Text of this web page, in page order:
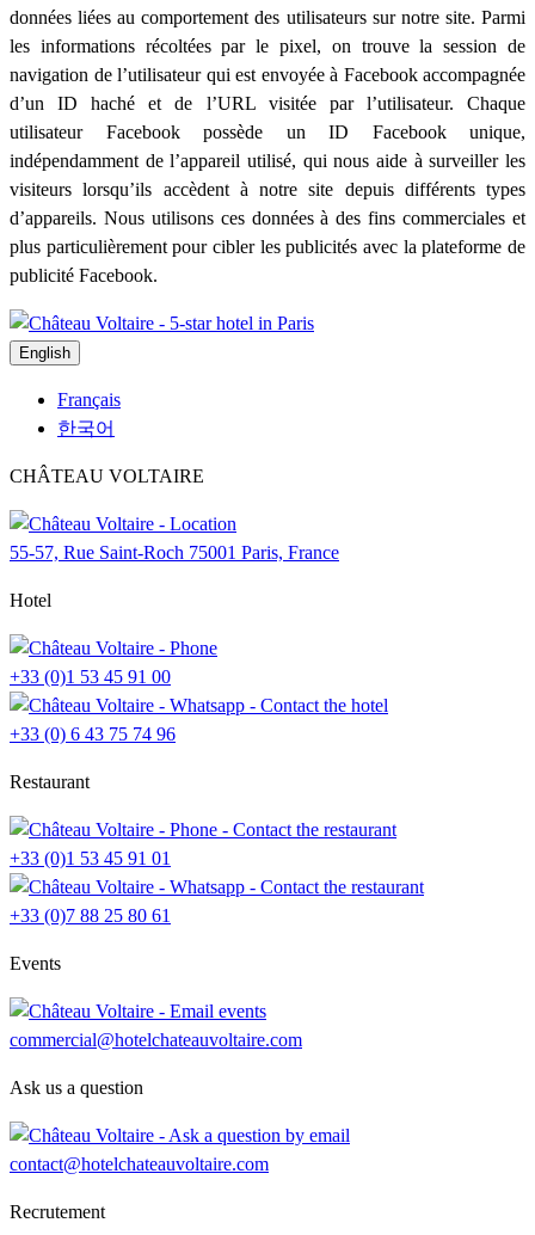
données liées au comportement des utilisateurs sur notre site. Parmi
les informations récoltées par le pixel, on trouve la session de
navigation de l’utilisateur qui est envoyée à Facebook accompagnée
d’un ID haché et de l’URL visitée par l’utilisateur. Chaque
utilisateur Facebook possède un ID Facebook unique,
indépendamment de l’appareil utilisé, qui nous aide à surveiller les
visiteurs lorsqu’ils accèdent à notre site depuis différents types
d’appareils. Nous utilisons ces données à des fins commerciales et
plus particulièrement pour cibler les publicités avec la plateforme de
publicité Facebook.
English
Français
한국어
CHÂTEAU VOLTAIRE
55-57, Rue Saint-Roch 75001 Paris, France
Hotel
+33 (0)1 53 45 91 00
+33 (0) 6 43 75 74 96
Restaurant
+33 (0)1 53 45 91 01
+33 (0)7 88 25 80 61
Events
commercial@hotelchateauvoltaire.com
Ask us a question
contact@hotelchateauvoltaire.com
Recrutement